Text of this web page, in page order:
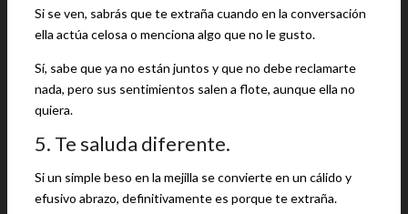
Si se ven, sabrás que te extraña cuando en la conversación
ella actúa celosa o menciona algo que no le gusto.
Sí, sabe que ya no están juntos y que no debe reclamarte
nada, pero sus sentimientos salen a flote, aunque ella no
quiera.
5. Te saluda diferente.
Si un simple beso en la mejilla se convierte en un cálido y
efusivo abrazo, definitivamente es porque te extraña.